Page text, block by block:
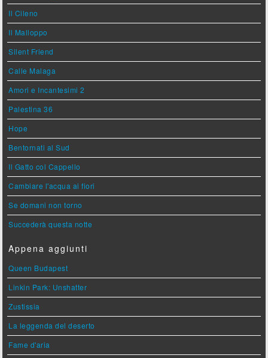
Il Cileno
Il Malloppo
Silent Friend
Calle Malaga
Amori e Incantesimi 2
Palestina 36
Hope
Bentornati al Sud
Il Gatto col Cappello
Cambiare l'acqua ai fiori
Se domani non torno
Succederà questa notte
Appena aggiunti
Queen Budapest
Linkin Park: Unshatter
Zustissia
La leggenda del deserto
Fame d'aria